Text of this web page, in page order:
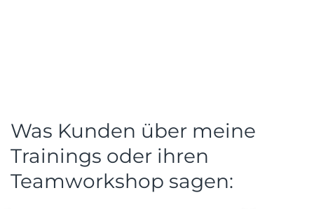
Was Kunden über meine
Trainings oder ihren
Teamworkshop sagen: